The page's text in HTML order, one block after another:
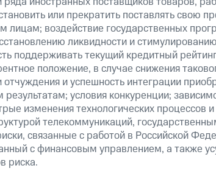
или прекратить поставлять свою
лицам; воздействие государственных
ликвидности и
поддерживать текущий кредитный
положение, в случае снижения
и успешность интеграции
условия конкуренции;
изменения технологических процессов
телекоммуникаций,
связанные с работой в Российской
с финансовым управлением, а также
риска.